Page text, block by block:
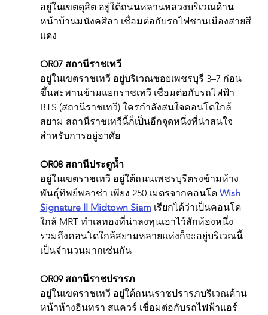
อยู่ในเขตดุสิต อยู่ใต้ถนนหลานหลวงบริเวณด้าน
หน้าบ้านมนังคศิลา เชื่อมต่อกับรถไฟชานเมืองสายสี
แดง
OR07 สถานีราชเทวี
อยู่ในเขตราชเทวี อยู่บริเวณซอยเพชรบุรี 3–7 ก่อน
ขึ้นสะพานข้ามแยกราชเทวี เชื่อมต่อกับรถไฟฟ้า
BTS (สถานีราชเทวี) ใครกำลังสนใจคอนโดใกล้
สยาม สถานีราชเทวีนี้ก็เป็นอีกจุดหนึ่งที่น่าสนใจ
สำหรับการอยู่อาศัย
OR08 สถานีประตูน้ำ
อยู่ในเขตราชเทวี อยู่ใต้ถนนเพชรบุรีตรงข้ามห้าง
พันธุ์ทิพย์พลาซ่า เพียง 250 เมตรจากคอนโด Wish
Signature II Midtown Siam เรียกได้ว่าเป็นคอนโด
ใกล้ MRT ทำเลทองที่น่าลงทุนเอาไว้สักห้องหนึ่ง
รวมถึงคอนโดใกล้สยามหลายแห่งก็จะอยู่บริเวณนี้
เป็นจำนวนมากเช่นกัน
OR09 สถานีราชปรารภ
อยู่ในเขตราชเทวี อยู่ใต้ถนนราชปรารภบริเวณด้าน
หน้าห้างอินทรา สแควร์ เชื่อมต่อกับรถไฟฟ้าแอร์